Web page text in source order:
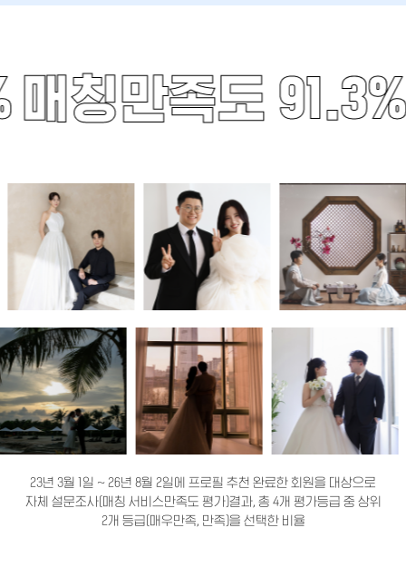
매칭만족도 91.3%
23년 3월 1일 ~ 26년 8월 2일에 프로필 추천 완료한 회원을 대상으로
자체 설문조사(매칭 서비스만족도 평가)결과, 총 4개 평가등급 중 상위
2개 등급(매우만족, 만족)을 선택한 비율